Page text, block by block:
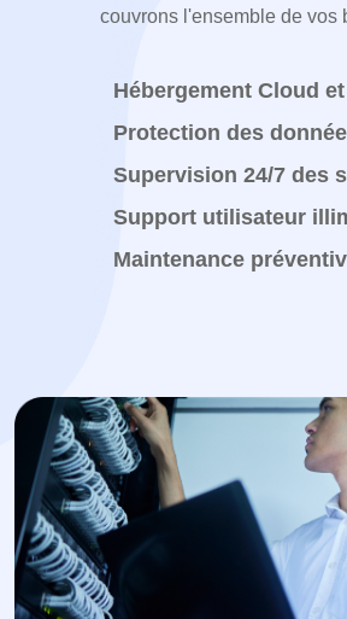
couvrons l'ensemble de vos
Hébergement Cloud
Protection des
Supervision 24/7 des
Support utilisateur
Maintenance